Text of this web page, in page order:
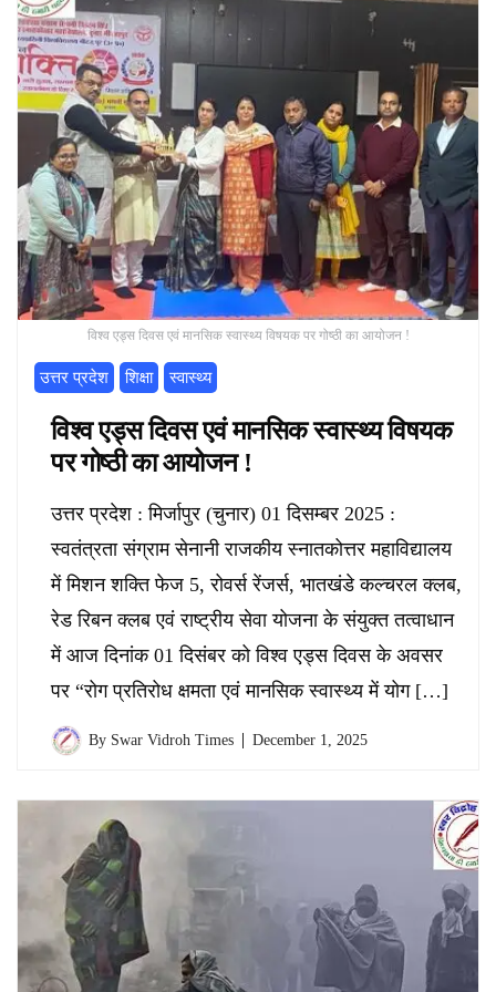
विश्व एड्स दिवस एवं मानसिक स्वास्थ्य विषयक पर गोष्ठी का आयोजन !
उत्तर प्रदेश शिक्षा स्वास्थ्य
विश्व एड्स दिवस एवं मानसिक स्वास्थ्य विषयक
पर गोष्ठी का आयोजन !
उत्तर प्रदेश : मिर्जापुर (चुनार) 01 दिसम्बर 2025 :
स्वतंत्रता संग्राम सेनानी राजकीय स्नातकोत्तर महाविद्यालय
में मिशन शक्ति फेज 5, रोवर्स रेंजर्स, भातखंडे कल्चरल क्लब,
रेड रिबन क्लब एवं राष्ट्रीय सेवा योजना के संयुक्त तत्वाधान
में आज दिनांक 01 दिसंबर को विश्व एड्स दिवस के अवसर
पर “रोग प्रतिरोध क्षमता एवं मानसिक स्वास्थ्य में योग […]
By Swar Vidroh Times December 1, 2025